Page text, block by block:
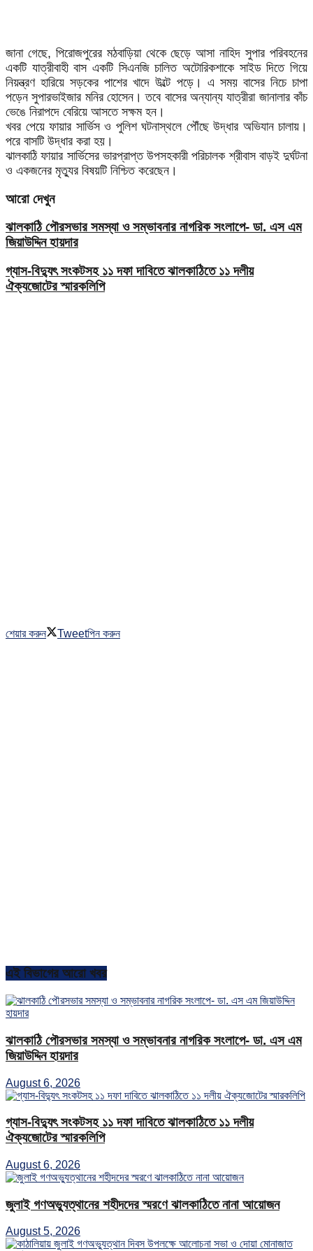
জানা গেছে, পিরোজপুরের মঠবাড়িয়া থেকে ছেড়ে আসা নাহিদ সুপার পরিবহনের
একটি যাত্রীবাহী বাস একটি সিএনজি চালিত অটোরিকশাকে সাইড দিতে গিয়ে
নিয়ন্ত্রণ হারিয়ে সড়কের পাশের খাদে উল্টে পড়ে। এ সময় বাসের নিচে চাপা
পড়েন সুপারভাইজার মনির হোসেন। তবে বাসের অন্যান্য যাত্রীরা জানালার কাঁচ
ভেঙে নিরাপদে বেরিয়ে আসতে সক্ষম হন।
খবর পেয়ে ফায়ার সার্ভিস ও পুলিশ ঘটনাস্থলে পৌঁছে উদ্ধার অভিযান চালায়।
পরে বাসটি উদ্ধার করা হয়।
ঝালকাঠি ফায়ার সার্ভিসের ভারপ্রাপ্ত উপসহকারী পরিচালক শ্রীবাস বাড়ই দুর্ঘটনা
ও একজনের মৃত্যুর বিষয়টি নিশ্চিত করেছেন।
আরো দেখুন
ঝালকাঠি পৌরসভার সমস্যা ও সম্ভাবনার নাগরিক সংলাপে- ডা. এস এম
জিয়াউদ্দিন হায়দার
গ্যাস-বিদ্যুৎ সংকটসহ ১১ দফা দাবিতে ঝালকাঠিতে ১১ দলীয়
ঐক্যজোটের স্মারকলিপি
শেয়ার করুন Tweetপিন করুন
এই বিভাগের আরো খবর
ঝালকাঠি পৌরসভার সমস্যা ও সম্ভাবনার নাগরিক সংলাপে- ডা. এস এম
জিয়াউদ্দিন হায়দার
August 6, 2026
গ্যাস-বিদ্যুৎ সংকটসহ ১১ দফা দাবিতে ঝালকাঠিতে ১১ দলীয়
ঐক্যজোটের স্মারকলিপি
August 6, 2026
জুলাই গণঅভ্যুত্থানের শহীদদের স্মরণে ঝালকাঠিতে নানা আয়োজন
August 5, 2026